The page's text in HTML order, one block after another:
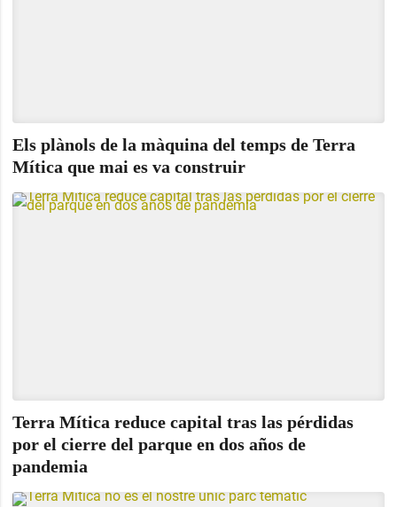
Els plànols de la màquina del temps de Terra
Mítica que mai es va construir
Terra Mítica reduce capital tras las pérdidas
por el cierre del parque en dos años de
pandemia